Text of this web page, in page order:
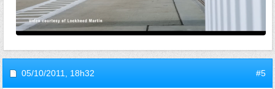
05/10/2011, 18h32 #5